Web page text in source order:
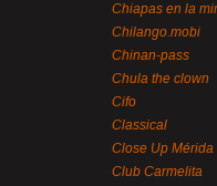
Chiapas en la
Chilango.mobi
Chinan-pass
Chula the clown
Cifo
Classical
Close Up Mérida
Club Carmelita